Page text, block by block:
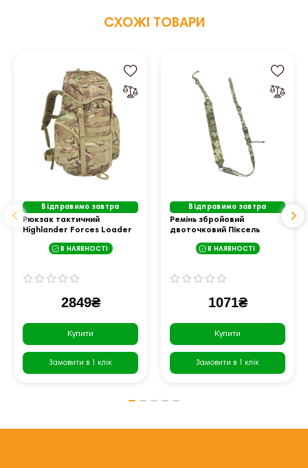
СХОЖІ ТОВАРИ
Відправимо завтра
Рюкзак тактичний
Highlander Forces Loader
(NRT033-HC)В НАЯВНОСТІ
2849₴
Купити
Замовити в 1 клік
Відправимо завтра
Ремінь збройовий
двоточковий Піксель
В НАЯВНОСТІ
1071₴
Купити
Замовити в 1 клік